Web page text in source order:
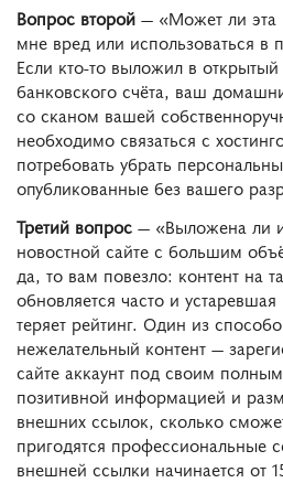
Вопрос второй ― «Может ли эта
мне вред или использоваться в
Если кто-то выложил в
банковского счёта, ваш
со сканом вашей
необходимо связаться с
потребовать убрать
опубликованные без вашего
Третий вопрос ― «Выложена ли
новостной сайте с большим
да, то вам повезло: контент на
обновляется часто и
теряет рейтинг. Один из
нежелательный контент ―
сайте аккаунт под своим
позитивной информацией и
внешних ссылок, сколько
пригодятся профессиональные
внешней ссылки начинается от